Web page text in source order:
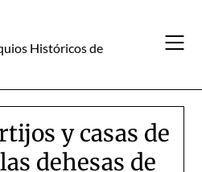
Históricos de
y casas de
dehesas de